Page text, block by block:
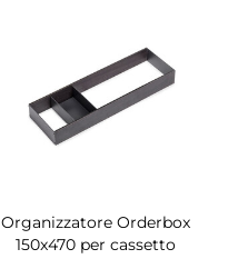
Organizzatore Orderbox
150x470 per cassetto